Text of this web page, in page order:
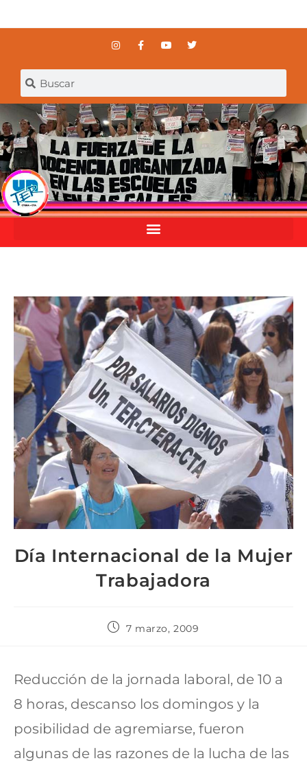
Día Internacional de la Mujer
Trabajadora
7 marzo, 2009
Reducción de la jornada laboral, de 10 a
8 horas, descanso los domingos y la
posibilidad de agremiarse, fueron
algunas de las razones de la lucha de las